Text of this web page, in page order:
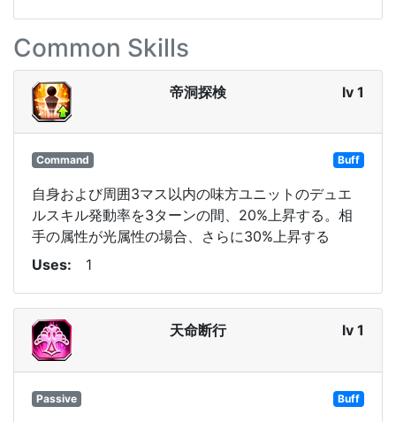
Common Skills
帝洞探検 lv 1
Command Buff
自身および周囲3マス以内の味方ユニットのデュエ
ルスキル発動率を3ターンの間、20%上昇する。相
手の属性が光属性の場合、さらに30%上昇する
Uses
1
天命断行 lv 1
Passive Buff